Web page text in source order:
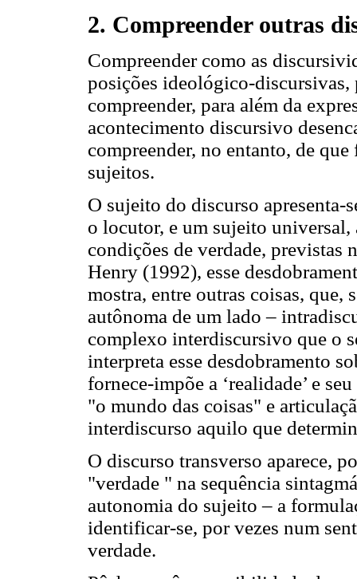
2. Compreender outras
Compreender como as
posições ideológico-discursivas,
compreender, para além da
acontecimento discursivo
compreender, no entanto, de
sujeitos.
O sujeito do discurso
o locutor, e um sujeito universal,
condições de verdade, previstas
Henry (1992), esse
mostra, entre outras coisas, que,
autônoma de um lado –
complexo interdiscursivo que o
interpreta esse desdobramento
fornece-impõe a ‘realidade’ e
"o mundo das coisas" e
interdiscurso aquilo que
O discurso transverso aparece,
"verdade " na sequência
autonomia do sujeito – a
identificar-se, por vezes num
verdade.